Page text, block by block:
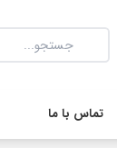
تماس با ما